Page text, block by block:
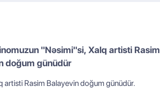
"Nəsimi"si, Xalq artisti Rasim
doğum günüdür
artisti Rasim Balayevin doğum günüdür.